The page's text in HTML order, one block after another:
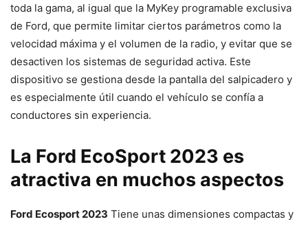
toda la gama, al igual que la MyKey programable exclusiva
de Ford, que permite limitar ciertos parámetros como la
velocidad máxima y el volumen de la radio, y evitar que se
desactiven los sistemas de seguridad activa. Este
dispositivo se gestiona desde la pantalla del salpicadero y
es especialmente útil cuando el vehículo se confía a
conductores sin experiencia.
La Ford EcoSport 2023 es
atractiva en muchos aspectos
Ford Ecosport 2023 Tiene unas dimensiones compactas y